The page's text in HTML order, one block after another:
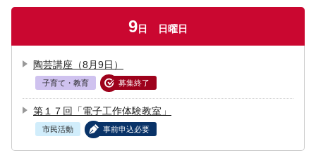
9日 日曜日
陶芸講座（8月9日）
子育て・教育 募集終了
第１７回「電子工作体験教室」
市民活動 事前申込必要